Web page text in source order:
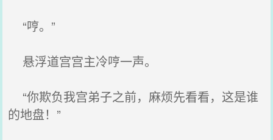
“哼。”
悬浮道宫宫主冷哼一声。
“你欺负我宫弟子之前，麻烦先看看，这是谁
的地盘！”